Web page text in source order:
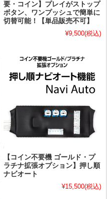
要・コイン】プレイがストップ
ボタン、ワンプッシュで簡単に
切替可能！【単品販売不可】
¥9,500(税込)
【コイン不要機 ゴールド・プ
ラチナ拡張オプション】押し順
ナビオート
¥15,500(税込)